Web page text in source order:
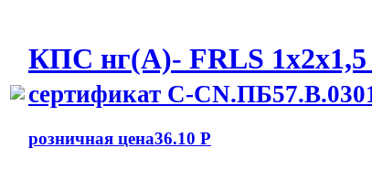
КПС нг(А)- FRLS
сертификат C-
розничная цена36.10 Р